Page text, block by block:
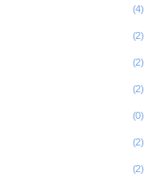
(4)
(2)
(2)
(2)
(0)
(2)
(2)